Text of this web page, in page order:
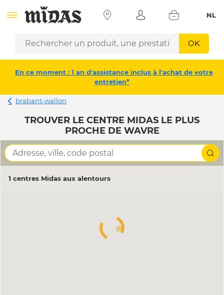
NL
OK
En ce moment : 1 an d'assistance inclus à l'achat de votre
entretien*
brabant-wallon
TROUVER LE CENTRE MIDAS LE PLUS
PROCHE DE WAVRE
1 centres Midas aux alentours